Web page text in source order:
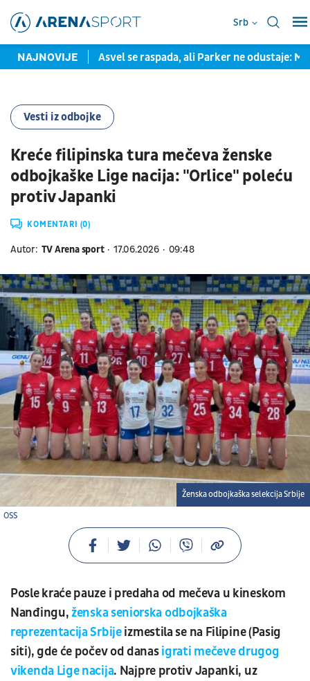
Srb
NAJNOVIJE
miliona evra Asvel se raspada, ali Parker ne odustaje:
Vesti iz odbojke
Kreće filipinska tura mečeva ženske
odbojkaške Lige nacija: "Orlice" poleću
protiv Japanki
KOMENTARI (0)
Autor: TV Arena sport 17.06.2026 09:48
OSS
Ženska odbojkaška selekcija Srbije
Posle kraće pauze i predaha od mečeva u kineskom
Nanđingu,ženska seniorska odbojkaška
reprezentacija Srbijeizmestila se na Filipine (Pasig
siti), gde će počev od danasigrati mečeve drugog
vikenda Lige nacija. Najpre protiv Japanki, uz